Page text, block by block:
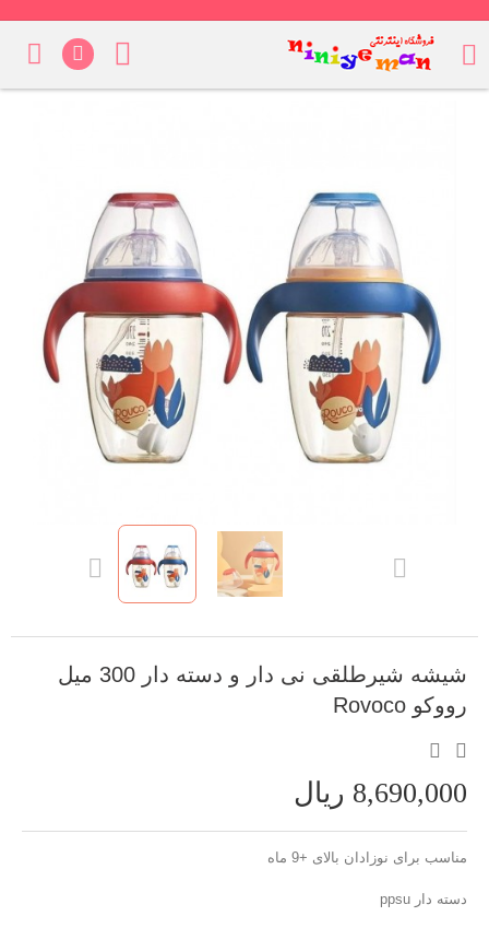
شیشه شیرطلقی نی دار و دسته دار 300 میل
رووکو Rovoco
8,690,000 ریال
مناسب برای نوزادان بالای +9 ماه
دسته دار ppsu